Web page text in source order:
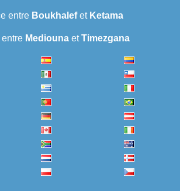
entre Boukhalefet Ketama
entre Mediouna etTimezgana